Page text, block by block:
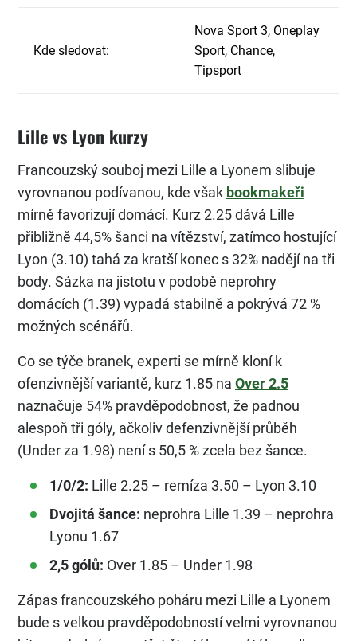
Kde sledovat:
Nova Sport 3, Oneplay
Sport, Chance,
Tipsport
Lille vs Lyon kurzy
Francouzský souboj mezi Lille a Lyonem slibuje
vyrovnanou podívanou, kde však bookmakeři
mírně favorizují domácí. Kurz 2.25 dává Lille
přibližně 44,5% šanci na vítězství, zatímco hostující
Lyon (3.10) tahá za kratší konec s 32% nadějí na tři
body. Sázka na jistotu v podobě neprohry
domácích (1.39) vypadá stabilně a pokrývá 72 %
možných scénářů.
Co se týče branek, experti se mírně kloní k
ofenzivnější variantě, kurz 1.85 na Over 2.5
naznačuje 54% pravděpodobnost, že padnou
alespoň tři góly, ačkoliv defenzivnější průběh
(Under za 1.98) není s 50,5 % zcela bez šance.
1/0/2: Lille 2.25 – remíza 3.50 – Lyon 3.10
Dvojitá šance: neprohra Lille 1.39 – neprohra
Lyonu 1.67
2,5 gólů: Over 1.85 – Under 1.98
Zápas francouzského poháru mezi Lille a Lyonem
bude s velkou pravděpodobností velmi vyrovnanou